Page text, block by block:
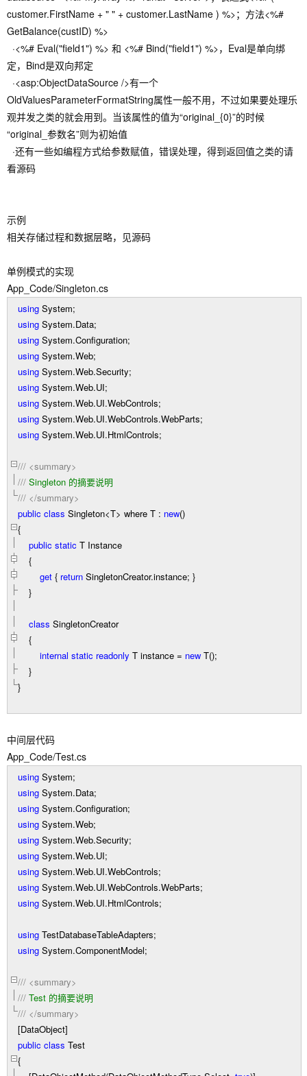
customer.FirstName + " " + customer.LastName ) %>；方法<%#
GetBalance(custID) %>
·<%# Eval("field1") %> 和 <%# Bind("field1") %>，Eval是单向绑
定，Bind是双向邦定
·<asp:ObjectDataSource />有一个
OldValuesParameterFormatString属性一般不用，不过如果要处理乐
观并发之类的就会用到。当该属性的值为“original_{0}”的时候
“original_参数名”则为初始值
·还有一些如编程方式给参数赋值，错误处理，得到返回值之类的请
看源码
示例
相关存储过程和数据层略，见源码
单例模式的实现
App_Code/Singleton.cs
using System;
using System.Data;
using System.Configuration;
using System.Web;
using System.Web.Security;
using System.Web.UI;
using System.Web.UI.WebControls;
using System.Web.UI.WebControls.WebParts;
using System.Web.UI.HtmlControls;
/// <summary>
/// Singleton 的摘要说明
/// </summary>
public class Singleton<T> where T : new()
{
public static T Instance
{
get { return SingletonCreator.instance; }
}
class SingletonCreator
{
internal static readonly T instance = new T();
}
}
中间层代码
App_Code/Test.cs
using System;
using System.Data;
using System.Configuration;
using System.Web;
using System.Web.Security;
using System.Web.UI;
using System.Web.UI.WebControls;
using System.Web.UI.WebControls.WebParts;
using System.Web.UI.HtmlControls;
using TestDatabaseTableAdapters;
using System.ComponentModel;
/// <summary>
/// Test 的摘要说明
/// </summary>
[DataObject]
public class Test
{